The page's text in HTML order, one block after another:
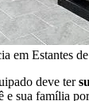
em Estantes
deve ter
e sua família